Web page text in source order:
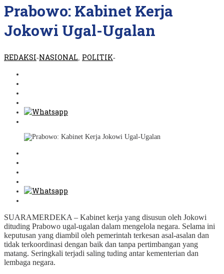
Prabowo: Kabinet Kerja
Jokowi Ugal-Ugalan
REDAKSI-NASIONAL POLITIK-
SUARAMERDEKA – Kabinet kerja yang disusun oleh Jokowi
dituding Prabowo ugal-ugalan dalam mengelola negara. Selama ini
keputusan yang diambil oleh pemerintah terkesan asal-asalan dan
tidak terkoordinasi dengan baik dan tanpa pertimbangan yang
matang. Seringkali terjadi saling tuding antar kementerian dan
lembaga negara.